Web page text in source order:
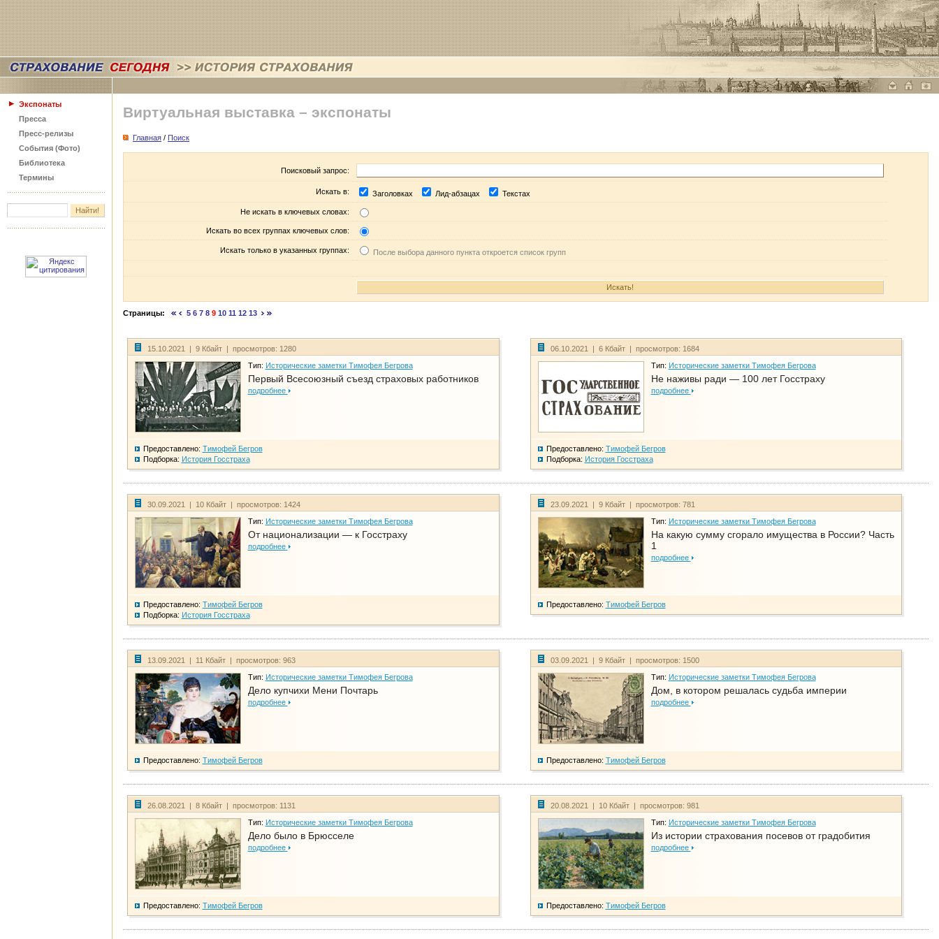
Экспонаты
Пресса
Пресс-релизы
События (Фото)
Библиотека
Термины
Виртуальная выставка – экспонаты
Главная / Поиск
Поисковый запрос:
Искать в: Заголовках Лид-абзацах Текстах
Не искать в ключевых словах:
Искать во всех группах ключевых слов:
Искать только в указанных группах: После выбора данного пункта откроется список групп
Страницы: 5 6 7 8 9 10 11 12 13
15.10.2021 | 9 Кбайт | просмотров: 1280
Тип: Исторические заметки Тимофея Бегрова
Первый Всесоюзный съезд страховых работников
подробнее
Предоставлено: Тимофей Бегров
Подборка: История Госстраха
06.10.2021 | 6 Кбайт | просмотров: 1684
Тип: Исторические заметки Тимофея Бегрова
Не наживы ради — 100 лет Госстраху
подробнее
Предоставлено: Тимофей Бегров
Подборка: История Госстраха
30.09.2021 | 10 Кбайт | просмотров: 1424
Тип: Исторические заметки Тимофея Бегрова
От национализации — к Госстраху
подробнее
Предоставлено: Тимофей Бегров
Подборка: История Госстраха
23.09.2021 | 9 Кбайт | просмотров: 781
Тип: Исторические заметки Тимофея Бегрова
На какую сумму сгорало имущества в России? Часть
1
подробнее
Предоставлено: Тимофей Бегров
13.09.2021 | 11 Кбайт | просмотров: 963
Тип: Исторические заметки Тимофея Бегрова
Дело купчихи Мени Почтарь
подробнее
Предоставлено: Тимофей Бегров
03.09.2021 | 9 Кбайт | просмотров: 1500
Тип: Исторические заметки Тимофея Бегрова
Дом, в котором решалась судьба империи
подробнее
Предоставлено: Тимофей Бегров
26.08.2021 | 8 Кбайт | просмотров: 1131
Тип: Исторические заметки Тимофея Бегрова
Дело было в Брюсселе
подробнее
Предоставлено: Тимофей Бегров
20.08.2021 | 10 Кбайт | просмотров: 981
Тип: Исторические заметки Тимофея Бегрова
Из истории страхования посевов от градобития
подробнее
Предоставлено: Тимофей Бегров